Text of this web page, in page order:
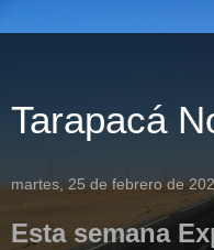
Tarapacá
martes, 25 de febrero de
Esta semana